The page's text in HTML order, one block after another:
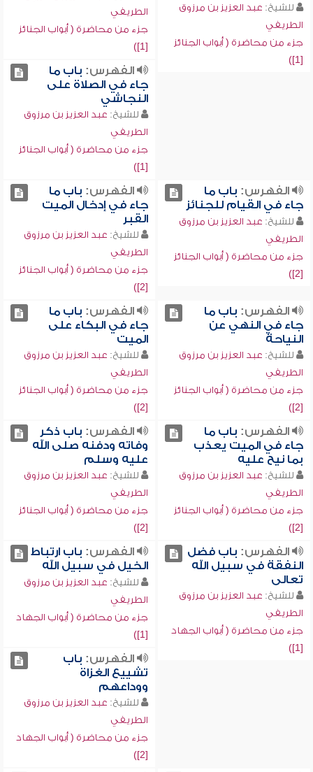
للشيخ: عبد العزيز بن مرزوق
الطريفي
جزء من محاضرة ( أبواب الجنائز
[1])
الطريفي
جزء من محاضرة ( أبواب الجنائز
[1])
الفهرس: باب ما
جاء في الصلاة على
النجاشي
للشيخ: عبد العزيز بن مرزوق
الطريفي
جزء من محاضرة ( أبواب الجنائز
[1])
الفهرس: باب ما
جاء في القيام للجنائز
للشيخ: عبد العزيز بن مرزوق
الطريفي
جزء من محاضرة ( أبواب الجنائز
[2])
الفهرس: باب ما
جاء في إدخال الميت
القبر
للشيخ: عبد العزيز بن مرزوق
الطريفي
جزء من محاضرة ( أبواب الجنائز
[2])
الفهرس: باب ما
جاء في النهي عن
النياحة
للشيخ: عبد العزيز بن مرزوق
الطريفي
جزء من محاضرة ( أبواب الجنائز
[2])
الفهرس: باب ما
جاء في البكاء على
الميت
للشيخ: عبد العزيز بن مرزوق
الطريفي
جزء من محاضرة ( أبواب الجنائز
[2])
الفهرس: باب ما
جاء في الميت يعذب
بما نيح عليه
للشيخ: عبد العزيز بن مرزوق
الطريفي
جزء من محاضرة ( أبواب الجنائز
[2])
الفهرس: باب ذكر
وفاته ودفنه صلى الله
عليه وسلم
للشيخ: عبد العزيز بن مرزوق
الطريفي
جزء من محاضرة ( أبواب الجنائز
[2])
الفهرس: باب فضل
النفقة في سبيل الله
تعالى
للشيخ: عبد العزيز بن مرزوق
الطريفي
جزء من محاضرة ( أبواب الجهاد
[1])
الفهرس: باب ارتباط
الخيل في سبيل الله
للشيخ: عبد العزيز بن مرزوق
الطريفي
جزء من محاضرة ( أبواب الجهاد
[1])
الفهرس: باب
تشييع الغزاة
ووداعهم
للشيخ: عبد العزيز بن مرزوق
الطريفي
جزء من محاضرة ( أبواب الجهاد
[2])